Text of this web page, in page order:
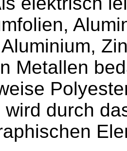
Metallen
wird durch